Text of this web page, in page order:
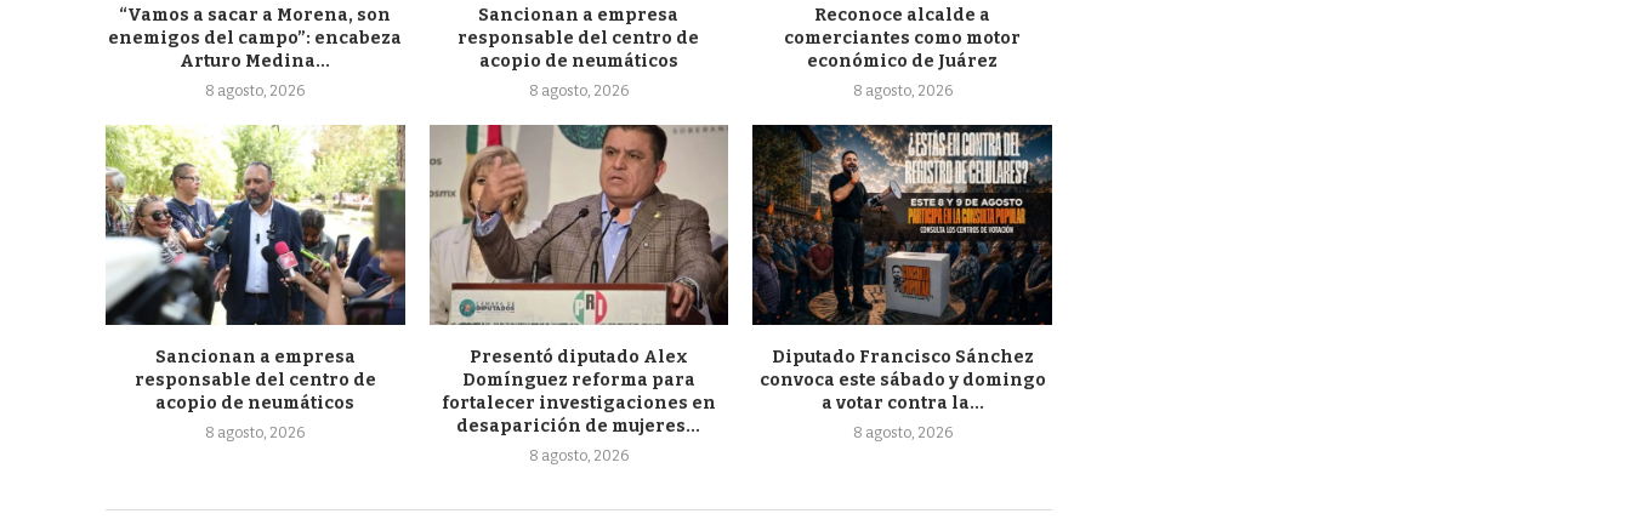
“Vamos a sacar a Morena, son
enemigos del campo”: encabeza
Arturo Medina...
8 agosto, 2026
Sancionan a empresa
responsable del centro de
acopio de neumáticos
8 agosto, 2026
Reconoce alcalde a
comerciantes como motor
económico de Juárez
8 agosto, 2026
Sancionan a empresa
responsable del centro de
acopio de neumáticos
8 agosto, 2026
Presentó diputado Alex
Domínguez reforma para
fortalecer investigaciones en
desaparición de mujeres...
8 agosto, 2026
Diputado Francisco Sánchez
convoca este sábado y domingo
a votar contra la...
8 agosto, 2026